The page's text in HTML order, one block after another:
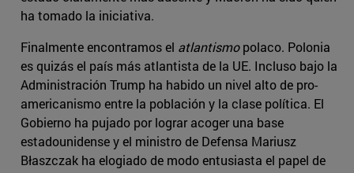
ha tomado la iniciativa.
Finalmente encontramos el atlantismopolaco. Polonia
es quizás el país más atlantista de la UE. Incluso bajo la
Administración Trump ha habido un nivel alto de pro-
americanismo entre la población y la clase política. El
Gobierno ha pujado por lograr acoger una base
estadounidense y el ministro de Defensa Mariusz
Błaszczak ha elogiado de modo entusiasta el papel de